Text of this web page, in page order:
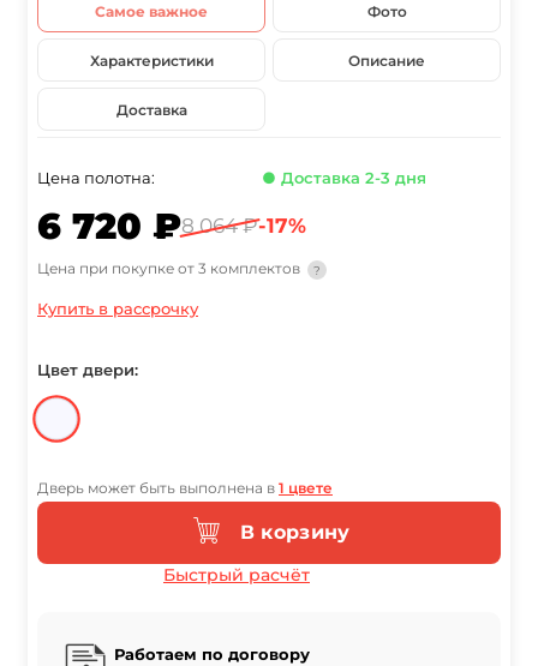
Самое важное Фото
Характеристики Описание
Доставка
Цена полотна: ● Доставка 2-3 дня
6 720 ₽8 064 ₽-17%
Цена при покупке от 3 комплектов ?
Купить в рассрочку
Цвет двери:
Дверь может быть выполнена в 1 цвете
В корзину
Быстрый расчёт
Работаем по договору